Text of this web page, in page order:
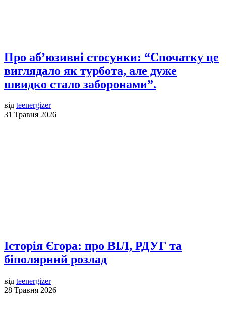
Про аб’юзивні стосунки: “Спочатку це
виглядало як турбота, але дуже
швидко стало заборонами”.
від teenergizer
31 Травня 2026
Історія Єгора: про ВІЛ, РДУГ та
біполярний розлад
від teenergizer
28 Травня 2026